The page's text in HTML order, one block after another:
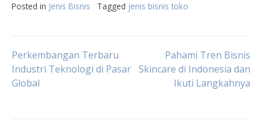
Posted in Jenis Bisnis Tagged jenis bisnis toko
Post
navigation
Perkembangan Terbaru
Industri Teknologi di Pasar
Global
Pahami Tren Bisnis
Skincare di Indonesia dan
Ikuti Langkahnya